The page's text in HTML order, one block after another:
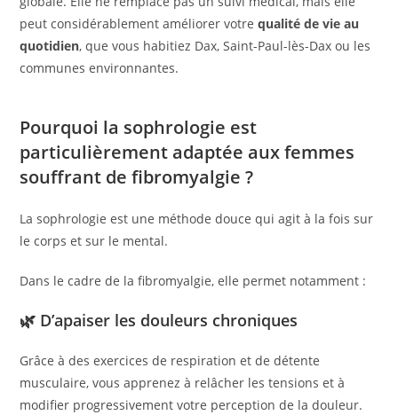
peut considérablement améliorer votrequalité de vie au
quotidien, que vous habitiez Dax, Saint-Paul-lès-Dax ou les
communes environnantes.
Pourquoi la sophrologie est
particulièrement adaptée aux femmes
souffrant de fibromyalgie ?
La sophrologie est une méthode douce qui agit à la fois sur
le corps et sur le mental.
Dans le cadre de la fibromyalgie, elle permet notamment :
🌿 D’apaiser les douleurs chroniques
Grâce à des exercices de respiration et de détente
musculaire, vous apprenez à relâcher les tensions et à
modifier progressivement votre perception de la douleur.